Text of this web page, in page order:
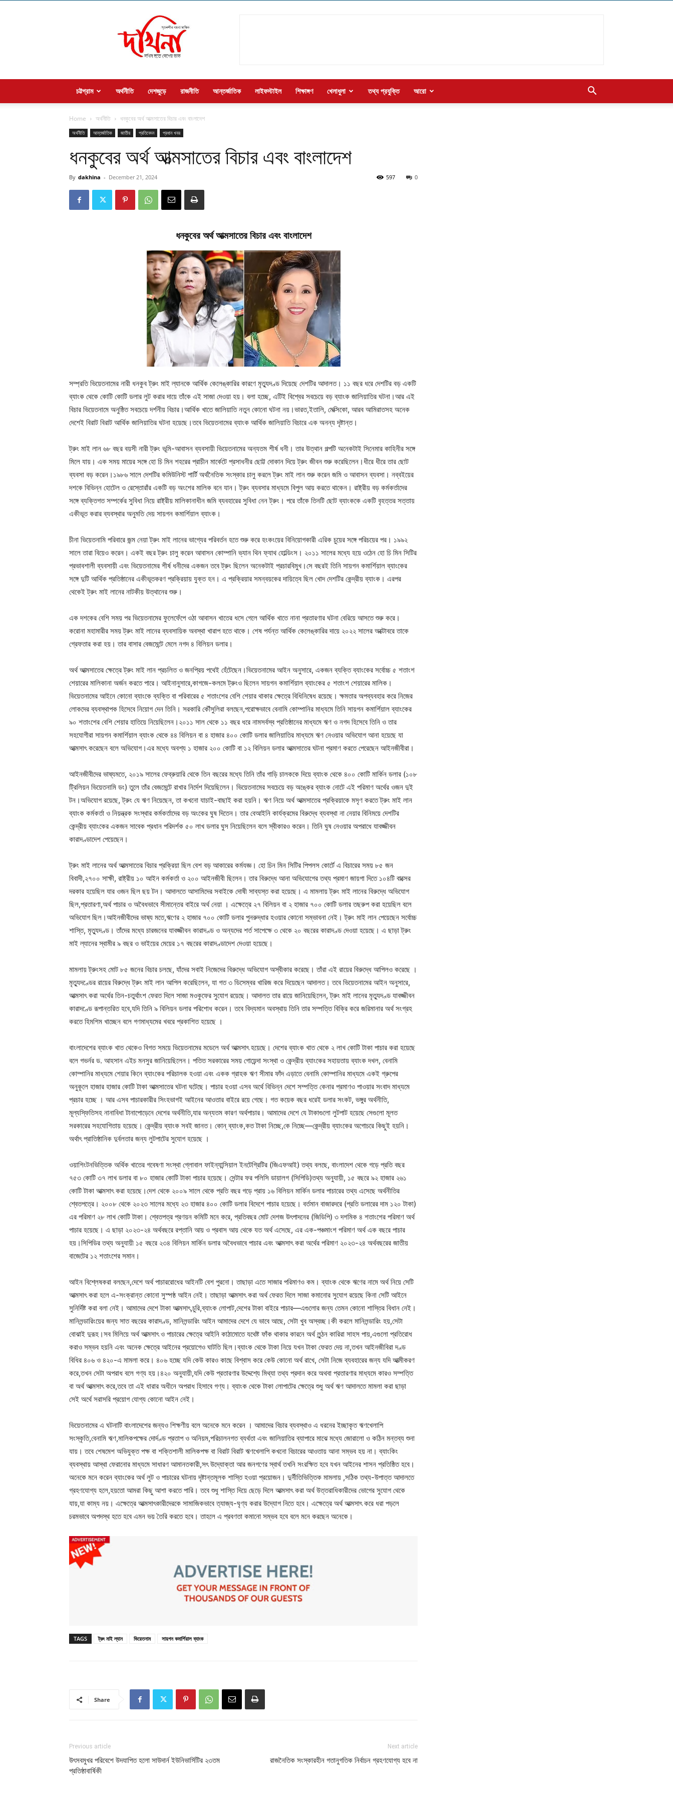
Welcome
to
dakhina
চট্টগ্রাম অর্থনীতি দেশজুড়ে রাজনীতি আন্তর্জাতিক লাইফস্টাইল শিক্ষাঙ্গণ খেলাধুলা তথ্য প্রযুক্তি আরো
Home অর্থনীতি ধনকুবের অর্থ আত্মসাতের বিচার এবং বাংলাদেশ
অর্থনীতি আন্তর্জাতিক জাতীয় প্রতিবেদন প্রধান খবর
ধনকুবের অর্থ আত্মসাতের বিচার এবং বাংলাদেশ
By dakhina - December 21, 2024 0
597
ধনকুবের অর্থ আত্মসাতের বিচার এবং বাংলাদেশ
সম্প্রতি ভিয়েতনামের নারী ধনকুব ট্রুং মাই ল্যানকে আর্থিক কেলেঙ্কারির কারণে মৃত্যুদণ্ড দিয়েছে দেশটির আদালত। ১১ বছর ধরে দেশটির বড় একটি
ব্যাংক থেকে কোটি কোটি ডলার লুট করার দায়ে তাঁকে এই সাজা দেওয়া হয়। বলা হচ্ছে, এটিই বিশ্বের সবচেয়ে বড় ব্যাংক জালিয়াতির ঘটনা।আর এই
বিচার ভিয়েতনামে অনুষ্ঠিত সবচেয়ে দর্শনীয় বিচার।আর্থিক খাতে জালিয়াতি নতুন কোনো ঘটনা নয়।ভারত,ইতালি, মেক্সিকো, আরব আমিরাতসহ অনেক
দেশেই বিরাট বিরাট আর্থিক জালিয়াতির ঘটনা হয়েছে।তবে ভিয়েতনামের ব্যাংক আর্থিক জালিয়াতি বিচারে এক অনন্য দৃষ্টান্ত।
ট্রুং মাই লান ৬৮ বছর বয়সী নারী ট্রুং ভূমি-আবাসন ব্যবসায়ী ভিয়েতনামের অন্যতম শীর্ষ ধনী। তার উত্থান গল্পটি অনেকটাই সিনেমার কাহিনীর সঙ্গে
মিলে যায়। এক সময় মায়ের সঙ্গে হো চি মিন শহরের প্রাচীন মার্কেটে প্রসাধনীর ছোট্ট দোকান দিয়ে ট্রুং জীবন শুরু করেছিলেন।ধীরে ধীরে তার ছোট
ব্যবসা বড় করেন।১৯৮৬ সালে দেশটির কমিউনিস্ট পার্টি অর্থনৈতিক সংস্কার চালু করলে ট্রুং মাই লান শুরু করেন জমি ও আবাসন ব্যবসা। নব্বইয়ের
দশকে বিভিন্ন হোটেল ও রেস্তোরাঁর একটি বড় অংশের মালিক বনে যান। ট্রুং ব্যবসার মাধ্যমে বিপুল আয় করতে থাকেন। রাষ্ট্রীয় বড় কর্মকর্তাদের
সঙ্গে ব্যক্তিগত সম্পর্কের সুবিধা নিয়ে রাষ্ট্রীয় মালিকানাধীন জমি ব্যবহারের সুবিধা নেন ট্রুং। পরে তাঁকে তিনটি ছোট ব্যাংককে একটি বৃহত্তর সত্তায়
একীভূত করার ব্যবস্থার অনুমতি দেয় সায়গন কমার্শিয়াল ব্যাংক।
চীনা ভিয়েতনামি পরিবারে জন্ম নেয়া ট্রুং মাই লানের ভাগ্যের পরিবর্তন হতে শুরু করে হংকংয়ের বিনিয়োগকারী এরিক চুয়ের সঙ্গে পরিচয়ের পর। ১৯৯২
সালে তারা বিয়েও করেন। একই বছর ট্রুং চালু করেন আবাসন কোম্পানি ভ্যান থিন ফ্যাথ হোল্ডিংস। ২০১১ সালের মধ্যে হয়ে ওঠেন হো চি মিন সিটির
প্রভাবশালী ব্যবসায়ী এবং ভিয়েতনামের শীর্ষ ধনীদের একজন তবে ট্রুং ছিলেন অনেকটাই প্রচারবিমুখ।সে বছরই তিনি সায়গন কমার্শিয়াল ব্যাংকের
সঙ্গে দুটি আর্থিক প্রতিষ্ঠানের একীভূতকরণ প্রক্রিয়ায় যুক্ত হন। এ প্রক্রিয়ার সমন্বয়কের দায়িত্বে ছিল খোদ দেশটির কেন্দ্রীয় ব্যাংক। এরপর
থেকেই ট্রুং মাই লানের নাটকীয় উত্থানের শুরু।
এক দশকের বেশি সময় পর ভিয়েতনামের ফুলেফেঁপে ওঠা আবাসন খাতের ধসে গেলে আর্থিক খাতে নানা প্রতারণার ঘটনা বেরিয়ে আসতে শুরু করে।
করোনা মহামারীর সময় ট্রুং মাই লানের ব্যবসায়িক অবস্থা খারাপ হতে থাকে। শেষ পর্যন্ত আর্থিক কেলেঙ্কারির দায়ে ২০২২ সালের অক্টোবরে তাকে
গ্রেফতার করা হয়। তার বাসার বেজমেন্টে মেলে নগদ ৪ বিলিয়ন ডলার।
অর্থ আত্মসাতের ক্ষেত্রে ট্রুং মাই লান প্রচলিত ও জনপ্রিয় পথেই হেঁটেছেন।ভিয়েতনামের আইন অনুসারে, একজন ব্যক্তি ব্যাংকের সর্বোচ্চ ৫ শতাংশ
শেয়ারের মালিকানা অর্জন করতে পারে। আইনানুসারে,কাগজে-কলমে ট্রুংও ছিলেন সায়গন কমার্শিয়াল ব্যাংকের ৫ শতাংশ শেয়ারের মালিক।
ভিয়েতনামের আইনে কোনো ব্যাংকে ব্যক্তি বা পরিবারের ৫ শতাংশের বেশি শেয়ার থাকার ক্ষেত্রে বিধিনিষেধ রয়েছে। ক্ষমতার অপব্যবহার করে নিজের
লোকদের ব্যবস্থাপক হিসেবে নিয়োগ দেন তিনি। সরকারি কৌঁসুলিরা বলছেন,পরোক্ষভাবে বেনামি কোম্পানির মাধ্যমে তিনি সায়গন কমার্শিয়াল ব্যাংকের
৯০ শতাংশের বেশি শেয়ার হাতিয়ে নিয়েছিলেন।২০১১ সাল থেকে ১১ বছর ধরে নামসর্বস্ব প্রতিষ্ঠানের মাধ্যমে ঋণ ও নগদ হিসেবে তিনি ও তার
সহযোগীরা সায়গন কমার্শিয়াল ব্যাংক থেকে ৪৪ বিলিয়ন বা ৪ হাজার ৪০০ কোটি ডলার জালিয়াতির মাধ্যমে ঋণ নেওয়ার অভিযোগ আনা হয়েছে যা
আত্মসাৎ করেছেন বলে অভিযোগ।এর মধ্যে অবশ্য ১ হাজার ২০০ কোটি বা ১২ বিলিয়ন ডলার আত্মসাতের ঘটনা প্রমাণ করতে পেরেছেন আইনজীবীরা।
আইনজীবীদের ভাষ্যমতে, ২০১৯ সালের ফেব্রুয়ারি থেকে তিন বছরের মধ্যে তিনি তাঁর গাড়ি চালককে দিয়ে ব্যাংক থেকে ৪০০ কোটি মার্কিন ডলার (১০৮
ট্রিলিয়ন ভিয়েতনামি ডং) তুলে তাঁর বেজমেন্টে রাখার নির্দেশ দিয়েছিলেন। ভিয়েতনামের সবচেয়ে বড় অঙ্কের ব্যাংক নোটে এই পরিমাণ অর্থের ওজন দুই
টন।অভিযোগ রয়েছে, ট্রুং যে ঋণ নিয়েছেন, তা কখনো যাচাই-বাছাই করা হয়নি। ঋণ নিয়ে অর্থ আত্মসাতের প্রক্রিয়াকে মসৃণ করতে ট্রুং মাই লান
ব্যাংক কর্মকর্তা ও নিয়ন্ত্রক সংস্থার কর্মকর্তাদের বড় অংকের ঘুষ দিতেন। তার বেআইনি কার্যক্রমের বিরুদ্ধে ব্যবস্থা না নেয়ার বিনিময়ে দেশটির
কেন্দ্রীয় ব্যাংকের একজন সাবেক প্রধান পরিদর্শক ৫০ লাখ ডলার ঘুস নিয়েছিলেন বলে স্বীকারও করেন। তিনি ঘুষ নেওয়ার অপরাধে যাবজ্জীবন
কারাদণ্ডাদেশ পেয়েছেন।
ট্রুং মাই লানের অর্থ আত্মসাতের বিচার প্রক্রিয়া ছিল বেশ বড় আকারের কর্মযজ্ঞ। হো চিন মিন সিটির পিপলস কোর্টে এ বিচারের সময় ৮৫ জন
বিবাদী,২৭০০ সাক্ষী, রাষ্ট্রীয় ১০ আইন কর্মকর্তা ও ২০০ আইনজীবী ছিলেন। তার বিরুদ্ধে আনা অভিযোগের তথ্য প্রমাণ জায়গা দিতে ১০৪টি বাক্সের
দরকার হয়েছিল যার ওজন ছিল ছয় টন। আদালতে আসামিদের সবাইকে দোষী সাব্যস্ত করা হয়েছে। এ মামলায় ট্রুং মাই লানের বিরুদ্ধে অভিযোগ
ছিল,প্রতারণা,অর্থ পাচার ও অবৈধভাবে সীমান্তের বাইরে অর্থ নেয়া । এক্ষেত্রে ২৭ বিলিয়ন বা ২ হাজার ৭০০ কোটি ডলার তছরুপ করা হয়েছিল বলে
অভিযোগ ছিল।আইনজীবীদের ভাষ্য মতে,ঋণের ২ হাজার ৭০০ কোটি ডলার পুনরুদ্ধার হওয়ার কোনো সম্ভাবনা নেই। ট্রুং মাই লান পেয়েছেন সর্বোচ্চ
শাস্তি, মৃত্যুদণ্ড। তাঁদের মধ্যে চারজনের যাবজ্জীবন কারাদণ্ড ও অন্যদের শর্ত সাপেক্ষে ৩ থেকে ২০ বছরের কারাদণ্ড দেওয়া হয়েছে। এ ছাড়া ট্রুং
মাই ল্যানের স্বামীর ৯ বছর ও ভাইয়ের মেয়ের ১৭ বছরের কারাদণ্ডাদেশ দেওয়া হয়েছে।
মামলায় ট্রুংসহ মোট ৮৫ জনের বিচার চলছে, যাঁদের সবাই নিজেদের বিরুদ্ধে অভিযোগ অস্বীকার করেছে। তাঁরা এই রায়ের বিরুদ্ধে আপিলও করেছে ।
মৃত্যুদণ্ডের রায়ের বিরুদ্ধে ট্রুং মাই লান আপিল করেছিলেন, যা গত ৩ ডিসেম্বর খারিজ করে দিয়েছেন আদালত। তবে ভিয়েতনামের আইন অনুসারে,
আত্মসাৎ করা অর্থের তিন-চতুর্থাংশ ফেরত দিলে সাজা মওকুফের সুযোগ রয়েছে। আদালত তার রায়ে জানিয়েছিলেন, ট্রুং মাই লানের মৃত্যুদণ্ড যাবজ্জীবন
কারাদণ্ডে রূপান্তরিত হবে,যদি তিনি ৯ বিলিয়ন ডলার পরিশোধ করেন। তবে বিদ্যমান অবস্থায় তিনি তার সম্পত্তি বিক্রি করে জরিমানার অর্থ সংগ্রহ
করতে হিমশিম খাচ্ছেন বলে গণমাধ্যমের খবরে প্রকাশিত হয়েছে ।
বাংলাদেশের ব্যাংক খাত থেকেও বিগত সময়ে ভিয়েতনামের মডেলে অর্থ আত্মসাৎ হয়েছে। দেশের ব্যাংক খাত থেকে ২ লাখ কোটি টাকা পাচার করা হয়েছে
বলে গভর্নর ড. আহসান এইচ মনসুর জানিয়েছিলেন। পতিত সরকারের সময় গোয়েন্দা সংস্থা ও কেন্দ্রীয় ব্যাংকের সহায়তায় ব্যাংক দখল, বেনামি
কোম্পানির মাধ্যমে শেয়ার কিনে ব্যাংকের পরিচালক হওয়া এবং একক গ্রাহক ঋণ সীমার ফাঁদ এড়াতে বেনামি কোম্পানির মাধ্যমে একই গ্রুপের
অনুকূলে হাজার হাজার কোটি টাকা আত্মসাতের ঘটনা ঘটেছে। পাচার হওয়া এসব অর্থে বিভিন্ন দেশে সম্পত্তি কেনার প্রমাণও পাওয়ার সংবাদ মাধ্যমে
প্রচার হচ্ছে । আর এসব পাচারকারীর সিংহভাগই আইনের আওতার বাইরে রয়ে গেছে। গত কয়েক বছর ধরেই ডলার সংকট, ভঙ্গুর অর্থনীতি,
মূল্যস্ফিতিসহ নানাবিধা টানাপোড়েনে দেশের অর্থনীতি,যার অন্যতম কারণ অর্থপাচার। আমাদের দেশে যে টাকাগুলো লুটপাট হয়েছে সেগুলো মূলত
সরকারের সহযোগিতায় হয়েছে। কেন্দ্রীয় ব্যাংক সবই জানত। কোন্ ব্যাংক,কত টাকা নিচ্ছে,কে নিচ্ছে—কেন্দ্রীয় ব্যাংকের অগোচরে কিছুই হয়নি।
অর্থাৎ প্রাতিষ্ঠানিক দুর্বলতার জন্য লুটপাটের সুযোগ হয়েছে ।
ওয়াশিংটনভিত্তিক অর্থিক খাতের গবেষণা সংস্থা গ্লোবাল ফাইন্যান্সিয়াল ইনটেগ্রিটির (জিএফআই) তথ্য বলছে, বাংলাদেশ থেকে গড়ে প্রতি বছর
৭৫৩ কোটি ৩৭ লাখ ডলার বা ৮০ হাজার কোটি টাকা পাচার হয়েছে। সেন্টার ফর পলিসি ডায়ালগ (সিপিডি)তথ্য অনুযায়ী, ১৫ বছরে ৯২ হাজার ২৬১
কোটি টাকা আত্মসাৎ করা হয়েছে।দেশ থেকে ২০০৯ সালে থেকে প্রতি বছর গড়ে প্রায় ১৬ বিলিয়ন মার্কিন ডলার পাচারের তথ্য এসেছে অর্থনীতির
শ্বেতপত্রে। ২০০৮ থেকে ২০২৩ সালের মধ্যে ২৩ হাজার ৪০০ কোটি ডলার বিদেশে পাচার হয়েছে। বর্তমান বাজারদরে (প্রতি ডলারের দাম ১২০ টাকা)
এর পরিমাণ ২৮ লাখ কোটি টাকা। শ্বেতপত্র প্রণয়ন কমিটি মনে করে, প্রতিবছর মোট দেশজ উৎপাদনের (জিডিপি) ৩ দশমিক ৪ শতাংশের পরিমাণ অর্থ
পাচার হয়েছে। এ ছাড়া ২০২৩-২৪ অর্থবছরে রপ্তানি আয় ও প্রবাস আয় থেকে যত অর্থ এসেছে, এর এক-পঞ্চমাংশ পরিমাণ অর্থ এক বছরে পাচার
হয়।সিপিডির তথ্য অনুযায়ী ১৫ বছরে ২৩৪ বিলিয়ন মার্কিন ডলার অবৈধভাবে পাচার এবং আত্মসাৎ করা অর্থের পরিমাণ ২০২৩-২৪ অর্থবছরের জাতীয়
বাজেটের ১২ শতাংশের সমান।
আইন বিশ্লেষকরা বলছেন,দেশে অর্থ পাচাররোধের আইনটি বেশ পুরনো। তাছাড়া এতে সাজার পরিমাণও কম। ব্যাংক থেকে ঋণের নামে অর্থ নিয়ে সেটি
আত্মসাৎ করা হলে এ-সংক্রান্ত কোনো সুস্পষ্ঠ আইন নেই। তাছাড়া আত্মসাৎ করা অর্থ ফেরত দিলে সাজা কমানোর সুযোগ রয়েছে কিনা সেটি আইনে
সুনির্দিষ্ট করা বলা নেই। আমাদের দেশে টাকা আত্মসাৎ,চুরি,ব্যাংক লোপাট,দেশের টাকা বাইরে পাচার—এগুলোর জন্য তেমন কোনো শাস্তির বিধান নেই।
মানিলন্ডারিংয়ের জন্য সাত বছরের কারাদণ্ড, মানিলন্ডারিং আইন আমাদের দেশে যে ভাবে আছে, সেটা খুব অস্বচ্ছ।কী করলে মানিলন্ডারিং হয়,সেটা
বোঝাই দুরূহ।সব মিলিয়ে অর্থ আত্মসাৎ ও পাচারের ক্ষেত্রে আইনি কাঠামোতে যথেষ্ট ফাঁক থাকার কারনে অর্থ লুন্ঠন কারিরা সাহস পায়,এগুলো প্রতিরোধ
করাও সম্ভব হয়নি এবং অনেক ক্ষেত্রে আইনের প্রয়োগেও ঘাটতি ছিল।ব্যাংক থেকে টাকা নিয়ে যখন টাকা ফেরত দেয় না,তখন আইনজীবিরা দণ্ড
বিধির ৪০৬ ও ৪২০-এ মামলা করে। ৪০৬ হচ্ছে যদি কেউ কারও কাছে বিশ্বাস করে কেউ কোনো অর্থ রাখে, সেটা নিজে ব্যবহারের জন্য যদি আত্মীকরণ
করে,তখন সেটা অপরাধ বলে গণ্য হয়।৪২০ অনুযায়ী,যদি কেউ প্রতারণার উদ্দেশ্যে মিথ্যা তথ্য প্রদান করে অথবা প্রতারণার মাধ্যমে কারও সম্পত্তি
বা অর্থ আত্মসাৎ করে,তবে তা এই ধারার অধীনে অপরাধ হিসাবে গণ্য। ব্যাংক থেকে টাকা লোপাটের ক্ষেত্রে শুধু অর্থ ঋণ আদালতে মামলা করা ছাড়া
সেই অর্থে সরাসরি প্রয়োগ যোগ্য কোনো আইন নেই।
ভিয়েতনামের এ ঘটনাটি বাংলাদেশের জন্যও শিক্ষণীয় বলে অনেকে মনে করেন । আমাদের বিচার ব্যবস্থাও এ ধরনের ইচ্ছাকৃত ঋণখেলাপি
সংস্কৃতি,বেনামি ঋণ,মালিকপক্ষের দোর্দণ্ড প্রতাপ ও অনিয়ম,পরিচালনগত ব্যর্থতা এবং জালিয়াতির ব্যাপারে মাঝে মধ্যে জোরালো ও কঠিন মন্তব্য শুনা
যায়। তবে শেষমেশ অভিযুক্ত পক্ষ বা শক্তিশালী মালিকপক্ষ বা বিরাট বিরাট ঋণখেলাপি কখনো বিচারের আওতায় আনা সম্ভব হয় না। ব্যাংকিং
ব্যবস্থায় আস্থা ফেরানোর মাধ্যমে সাধারণ আমানতকারী,সৎ উদ্যোক্তা আর জনগণের স্বার্থ তখনি সংরক্ষিত হবে যখন আইনের শাসন প্রতিষ্ঠিত হবে।
অনেকে মনে করেন ব্যাংকের অর্থ লুট ও পাচারের ঘটনায় দৃষ্টান্তমূলক শাস্তি হওয়া প্রয়োজন। দুর্নীতিভিত্তিক মামলায় ,সঠিক তথ্য-উপাত্ত আদালতে
গ্রহণযোগ্য হলে,হয়তো আমরা কিছু আশা করতে পারি। তবে শুধু শাস্তি দিয়ে ছেড়ে দিলে আত্মসাৎ করা অর্থ উত্তরাধিকারীদের ভোগের সুযোগ থেকে
যায়,যা কাম্য নয়। এক্ষেত্রে আত্মসাৎকারীদেরকে সামাজিকভাবে ত্যাজ্য-ঘৃণ্য করার উদ্যোগ নিতে হবে। এক্ষেত্রে অর্থ আত্মসাৎ করে ধরা পড়লে
চরমভাবে অপদস্থ হতে হবে এমন ভয় তৈরি করতে হবে। তাহলে এ প্রবণতা কমানো সম্ভব হবে বলে মনে করছেন অনেকে।
TAGS ট্রুং মাই ল্যান ভিয়েতনাম সায়গন কমার্শিয়াল ব্যাংক
Share
Previous article
উৎসবমুখর পরিবেশে উদযাপিত হলো সাউদার্ন ইউনিভার্সিটির ২৩তম
প্রতিষ্ঠাবার্ষিকী
Next article
রাজনৈতিক সংস্কারহীন গতানুগতিক নির্বাচন গ্রহণযোগ্য হবে না